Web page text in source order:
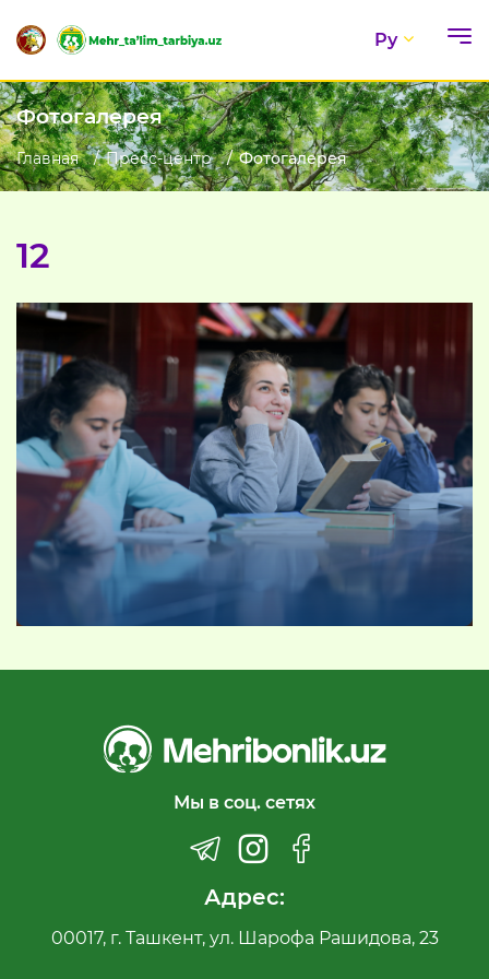
Ру
Фотогалерея
Главная Пресс-центр Фотогалерея
12
Мы в соц. сетях
Адрес:
00017, г. Ташкент, ул. Шарофа Рашидова, 23